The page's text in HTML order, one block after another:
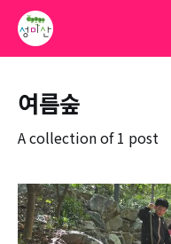
여름숲
A collection of 1 post